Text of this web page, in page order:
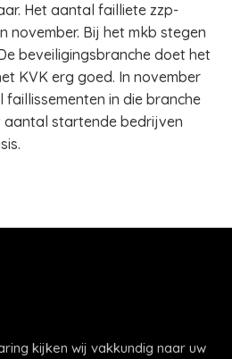
Het aantal failliete zzp-
november. Bij het mkb stegen
beveiligingsbranche doet het
KVK erg goed. In november
in die branche
startende bedrijven
kijken wij vakkundig naar uw